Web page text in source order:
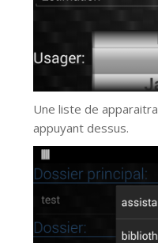
Une liste de
appuyant dessus.